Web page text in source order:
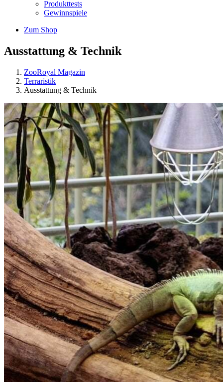
Produkttests
Gewinnspiele
Zum Shop
Ausstattung & Technik
ZooRoyal Magazin
Terraristik
Ausstattung & Technik